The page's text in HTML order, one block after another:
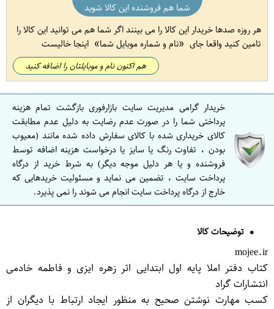
شما هم فروشنده این کالا شوید
هر روزه صدها خریدار این کالا را می بینند اگر شما هم می توانید این کالا را
تامین کنید واقعا جای
نام و شماره موبایل شما اینجا خالیست
هم اکنون نام و موبایلتان را اضافه کنید
خریدار گرامی مدیریت سایت بازارفوری بازگشت تمام هزینه
پرداختی شما را در صورت عدم رضایت به دلیل عدم مطابقت
کالای خریداری شده با کالای سفارش داده شده مانند (معیوب
بودن ، تفاوت رنگ یا سایز یا درخواست هزینه اضافه توسط
فروشنده و یا هر دلیل موجه دیگر) به شرط خرید از درگاه
پرداخت سایت ، تضمین می نماید و مسئولیت خریدهایی که
خارج از درگاه پرداخت سایت انجام می شوند را نمی پذیرد.
توضیحات کالا
mojee.ir
کتاب دفتر املا پایه اول ابتدایی اثر زهره ایزی و فاطمه خادمی
انتشارات گراد
کسب مهارت نوشتن صحیح به منظور ایجاد ارتباط با دیگران از